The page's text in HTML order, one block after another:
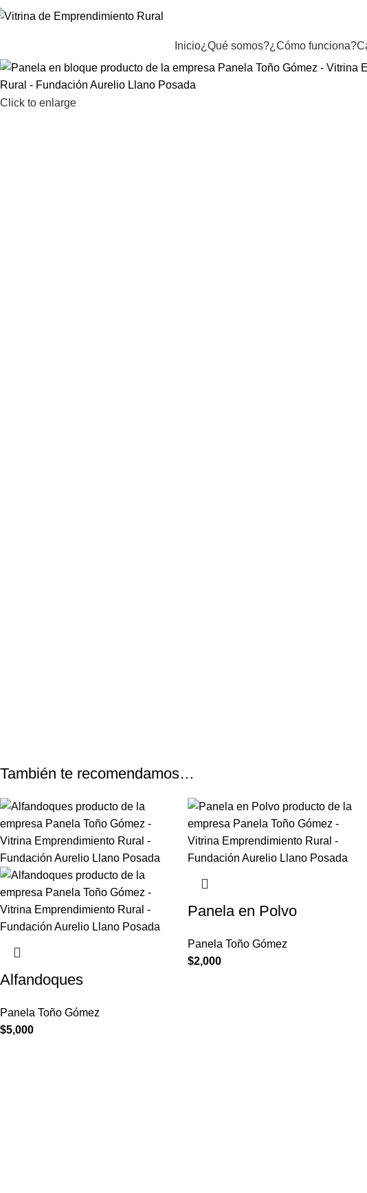
Inicio¿Qué somos?¿Cómo funciona?
Click to enlarge
También te recomendamos…
Alfandoques
Panela Toño Gómez
$5,000
Panela en Polvo
Panela Toño Gómez
$2,000